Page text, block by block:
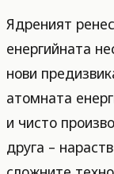
Ядреният
енергийната
нови
атомната
и чисто
друга –